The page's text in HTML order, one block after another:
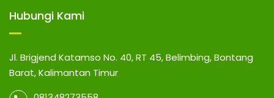
Hubungi Kami
Jl. Brigjend Katamso No. 40, RT 45, Belimbing, Bontang
Barat, Kalimantan Timur